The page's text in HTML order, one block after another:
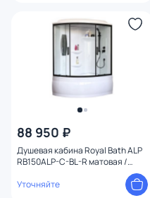
88 950 ₽
Душевая кабина Royal Bath ALP
RB150ALP-C-BL-R матовая /
Уточняйте